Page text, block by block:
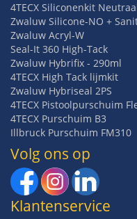
4TECX Siliconenkit
Zwaluw Silicone-NO +
Zwaluw Acryl-W
Seal-It 360 High-Tack
Zwaluw Hybrifix - 290ml
4TECX High Tack lijmkit
Zwaluw Hybriseal 2PS
4TECX Pistoolpurschuim
4TECX Purschuim B3
Illbruck Purschuim FM310
Volg ons op
Klantenservice